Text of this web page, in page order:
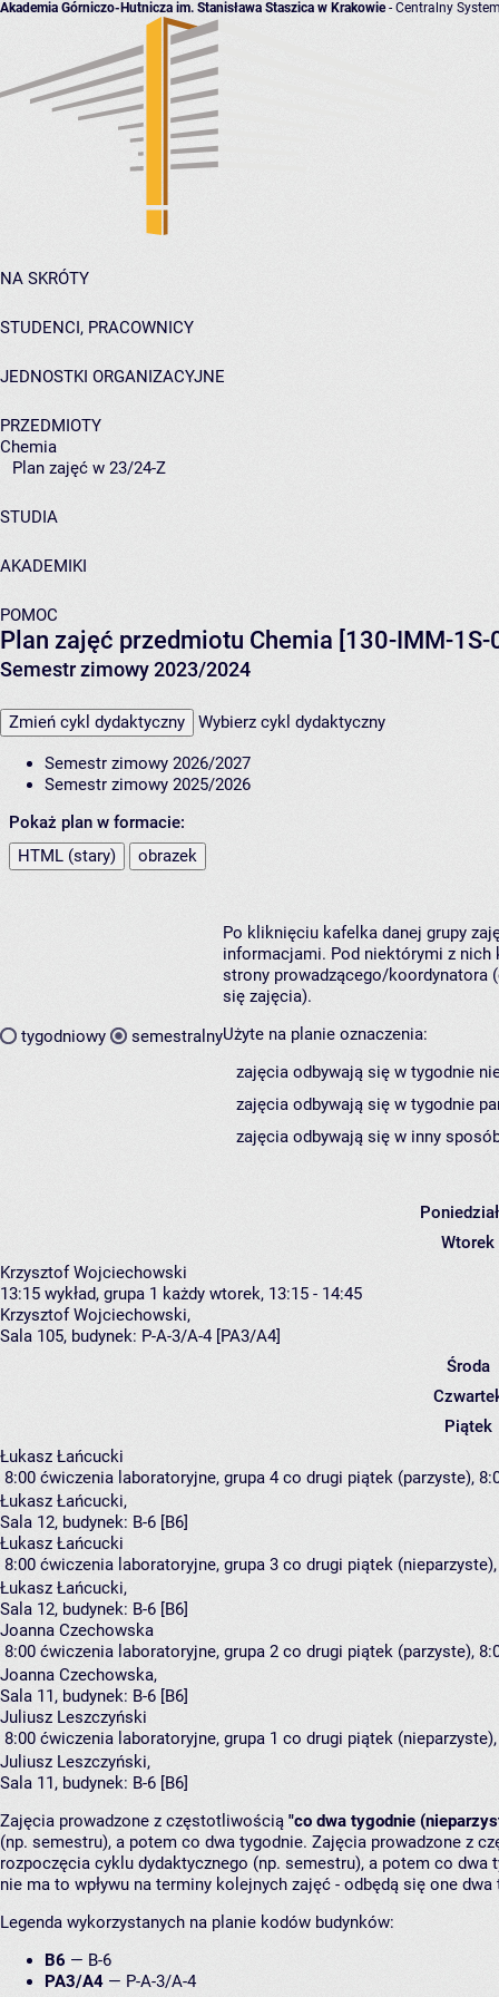
Akademia Górniczo-Hutnicza im. Stanisława Staszica w Krakowie- Centralny
NA SKRÓTY
STUDENCI, PRACOWNICY
JEDNOSTKI ORGANIZACYJNE
PRZEDMIOTY
Chemia
Plan zajęć w 23/24-Z
STUDIA
AKADEMIKI
POMOC
Plan zajęć przedmiotu Chemia [130-IMM-1S-
Semestr zimowy 2023/2024
Zmień cykl dydaktyczny Wybierz cykl dydaktyczny
Semestr zimowy 2026/2027
Semestr zimowy 2025/2026
Pokaż plan w formacie:
HTML (stary)
obrazek
tygodniowy semestralny
Po kliknięciu kafelka danej grupy
informacjami. Pod niektórymi z nich
strony prowadzącego/koordynatora
się zajęcia).
Użyte na planie oznaczenia:
zajęcia odbywają się w tygodnie
zajęcia odbywają się w tygodnie
zajęcia odbywają się w inny
Wtorek
Krzysztof Wojciechowski
13:15 wykład, grupa 1 każdy wtorek, 13:15 - 14:45
Krzysztof Wojciechowski,
Sala 105, budynek: P-A-3/A-4 [PA3/A4]
Środa
Piątek
Łukasz Łańcucki
8:00 ćwiczenia laboratoryjne, grupa 4 co drugi piątek (parzyste),
Łukasz Łańcucki,
Sala 12, budynek: B-6 [B6]
Łukasz Łańcucki
8:00 ćwiczenia laboratoryjne, grupa 3 co drugi piątek (nieparzyste),
Łukasz Łańcucki,
Sala 12, budynek: B-6 [B6]
Joanna Czechowska
8:00 ćwiczenia laboratoryjne, grupa 2 co drugi piątek (parzyste),
Joanna Czechowska,
Sala 11, budynek: B-6 [B6]
Juliusz Leszczyński
8:00 ćwiczenia laboratoryjne, grupa 1 co drugi piątek (nieparzyste),
Juliusz Leszczyński,
Sala 11, budynek: B-6 [B6]
Zajęcia prowadzone z częstotliwością "co dwa tygodnie
(np. semestru), a potem co dwa tygodnie. Zajęcia prowadzone z
rozpoczęcia cyklu dydaktycznego (np. semestru), a potem co
nie ma to wpływu na terminy kolejnych zajęć - odbędą się one
Legenda wykorzystanych na planie kodów budynków:
B6 — B-6
PA3/A4 — P-A-3/A-4